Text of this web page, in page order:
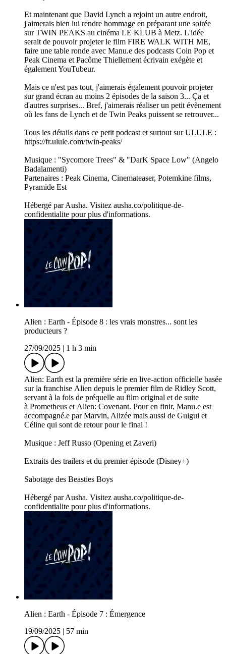
Et maintenant que David Lynch a rejoint un autre endroit,
j'aimerais bien lui rendre hommage en préparant une soirée
sur TWIN PEAKS au cinéma LE KLUB à Metz. L'idée
serait de pouvoir projeter le film FIRE WALK WITH ME,
faire une table ronde avec Manu.e des podcasts Coin Pop et
Peak Cinema et Pacôme Thiellement écrivain exégète et
également YouTubeur.
Mais ce n'est pas tout, j'aimerais également pouvoir projeter
sur grand écran au moins 2 épisodes de la saison 3... Ça et
d'autres surprises... Bref, j'aimerais réaliser un petit évènement
où les fans de Lynch et de Twin Peaks puissent se retrouver...
Tous les détails dans ce petit podcast et surtout sur ULULE :
https://fr.ulule.com/twin-peaks/
Musique : "Sycomore Trees" & "DarK Space Low" (Angelo
Badalamenti)
Partenaires : Peak Cinema, Cinemateaser, Potemkine films,
Pyramide Est
Hébergé par Ausha. Visitez ausha.co/politique-de-
confidentialite pour plus d'informations.
Alien : Earth - Épisode 8 : les vrais monstres... sont les
producteurs ?
27/09/2025
1 h 3 min
Alien: Earth est la première série en live-action officielle basée
sur la franchise Alien depuis le premier film de Ridley Scott,
servant à la fois de préquelle au film original et de suite
à Prometheus et Alien: Covenant. Pour en finir, Manu.e est
accompagné.e par Marvin, Alizée mais aussi de Guigui et
Céline qui sont de retour pour le final !
Musique : Jeff Russo (Opening et Zaveri)
Extraits des trailers et du premier épisode (Disney+)
Sabotage des Beasties Boys
Hébergé par Ausha. Visitez ausha.co/politique-de-
confidentialite pour plus d'informations.
Alien : Earth - Épisode 7 : Émergence
19/09/2025
57 min